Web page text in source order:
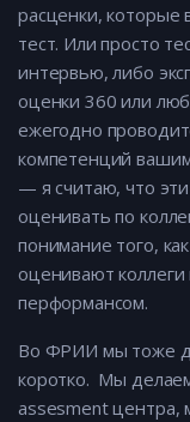
расценки, которые
тест. Или просто
интервью, либо
оценки 360 или
ежегодно
компетенций
— я считаю, что
оценивать по
понимание того,
оценивают коллеги
перформансом.
Во ФРИИ мы тоже
коротко. Мы
assesment центра,